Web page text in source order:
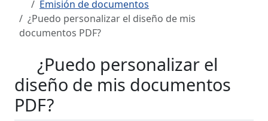
Emisión de documentos
¿Puedo personalizar el diseño de mis
documentos PDF?
¿Puedo personalizar el
diseño de mis documentos
PDF?